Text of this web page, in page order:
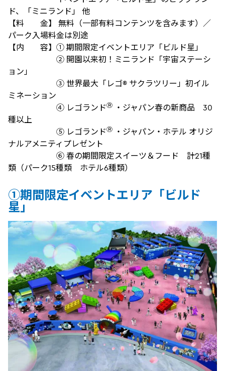
ド、「ミニランド」 他
【料 金】 無料（一部有料コンテンツを含みます）／
パーク入場料金は別途
【内 容】① 期間限定イベントエリア「ビルド星」
② 開園以来初！ミニランド「宇宙ステーシ
ョン」
③ 世界最大「レゴ® サクラツリー」初イル
ミネーション
④ レゴランドⓇ
・ジャパン春の新商品 30
種以上
⑤ レゴランドⓇ
・ジャパン・ホテル オリジ
ナルアメニティプレゼント
⑥ 春の期間限定スイーツ＆フード 計21種
類（パーク15種類 ホテル6種類）
①期間限定イベントエリア「ビルド
星」